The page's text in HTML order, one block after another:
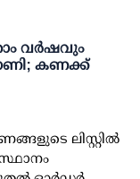
വര്‍ഷവും
കണക്ക്
ലിസ്റ്റില്‍